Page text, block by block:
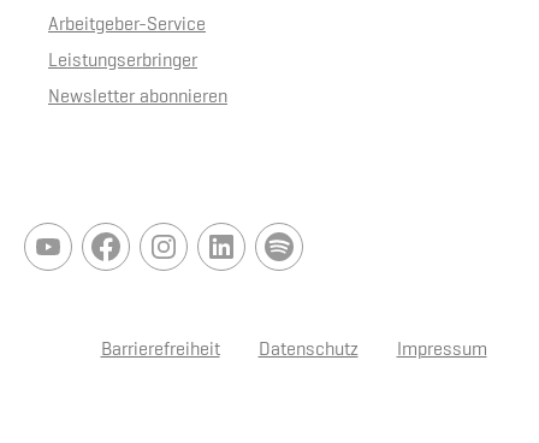
Arbeitgeber-Service
Leistungserbringer
Newsletter abonnieren
Barrierefreiheit Datenschutz Impressum